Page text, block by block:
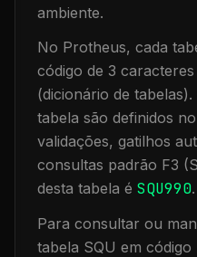
ambiente.
No Protheus, cada
código de 3
(dicionário de
tabela são definidos no
validações, gatilhos
consultas padrão F3
desta tabela é SQU990.
Para consultar ou
tabela SQU em código